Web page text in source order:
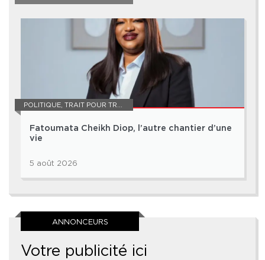
POLITIQUE, TRAIT POUR TRAIT
Fatoumata Cheikh Diop, l’autre chantier d’une
vie
5 août 2026
ANNONCEURS
Votre publicité ici